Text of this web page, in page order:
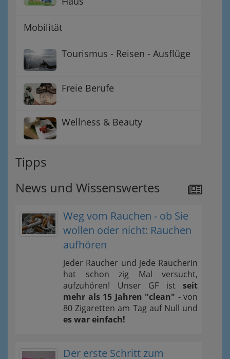
Mobilität
Tourismus - Reisen - Ausflüge
Freie Berufe
Wellness & Beauty
Tipps
News und Wissenswertes
Weg vom Rauchen - ob Sie
wollen oder nicht: Rauchen
aufhören
Jeder Raucher und jede Raucherin
hat schon zig Mal versucht,
aufzuhören! Unser GF ist seit
mehr als 15 Jahren "clean" - von
80 Zigaretten am Tag auf Null und
es war einfach!
Der erste Schritt zum